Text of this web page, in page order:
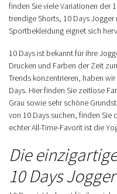
finden Sie viele Variationen der
trendige Shorts, 10 Days
Sportbekleidung eignet sich
10 Days ist bekannt für ihre
Drucken und Farben der Zeit
Trends konzentrieren, haben
Days. Hier finden Sie zeitlose
Grau sowie sehr schöne
von 10 Days suchen, finden Sie
echter All-Time-Favorit ist die
Die
10 Days Jogger